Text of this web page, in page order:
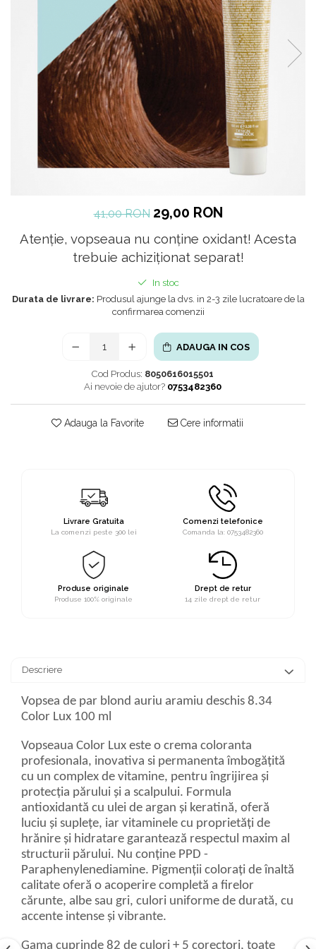
41,00 RON 29,00 RON
Atenție, vopseaua nu conține oxidant! Acesta
trebuie achiziționat separat!
In stoc
Durata de livrare: Produsul ajunge la dvs. in 2-3 zile lucratoare de la
confirmarea comenzii
ADAUGA IN COS
Cod Produs: 8050616015501
Ai nevoie de ajutor? 0753482360
Adauga la Favorite Cere informatii
Livrare Gratuita
La comenzi peste 300 lei
Comenzi telefonice
Comanda la: 0753482360
Produse originale
Produse 100% originale
Drept de retur
14 zile drept de retur
Descriere
Vopsea de par blond auriu aramiu deschis 8.34
Color Lux 100 ml
Vopseaua Color Lux este o crema coloranta
profesionala, inovativa si permanenta îmbogățită
cu un complex de vitamine, pentru îngrijirea și
protecția părului și a scalpului. Formula
antioxidantă cu ulei de argan și keratină, oferă
luciu și suplețe, iar vitaminele cu proprietăți de
hrănire și hidratare garantează respectul maxim al
structurii părului. Nu conține PPD -
Paraphenylenediamine. Pigmenții colorați de înaltă
calitate oferă o acoperire completă a firelor
cărunte, albe sau gri, culori uniforme de durată, cu
accente intense și vibrante.
Gama cuprinde 82 de culori + 5 corectori, toate